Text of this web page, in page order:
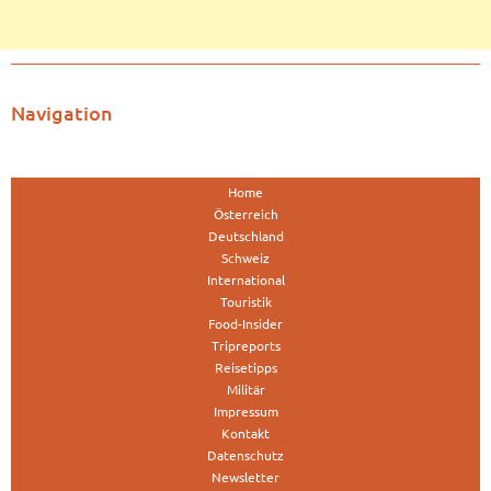
Navigation
Home
Österreich
Deutschland
Schweiz
International
Touristik
Food-Insider
Tripreports
Reisetipps
Militär
Impressum
Kontakt
Datenschutz
Newsletter